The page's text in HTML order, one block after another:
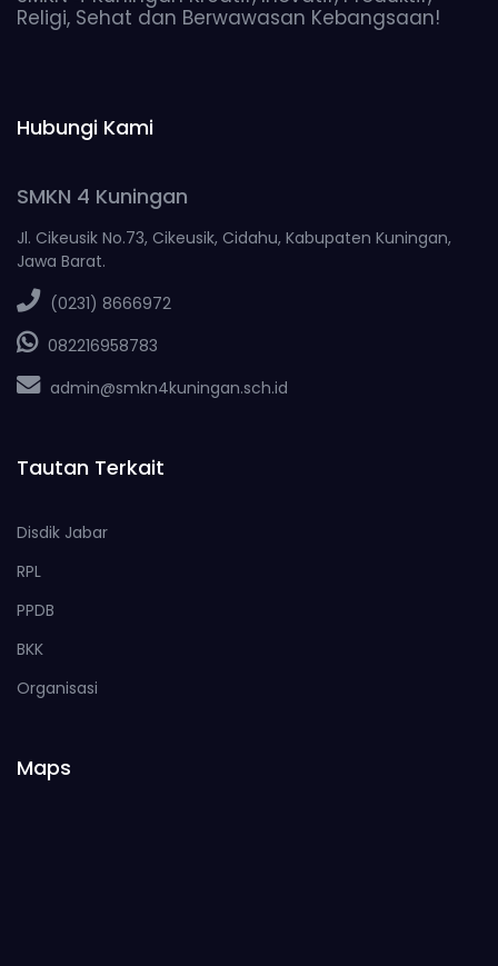
Religi, Sehat dan Berwawasan Kebangsaan!
Hubungi Kami
SMKN 4 Kuningan
Jl. Cikeusik No.73, Cikeusik, Cidahu, Kabupaten Kuningan,
Jawa Barat.
(0231) 8666972
082216958783
admin@smkn4kuningan.sch.id
Tautan Terkait
Disdik Jabar
RPL
PPDB
BKK
Organisasi
Maps